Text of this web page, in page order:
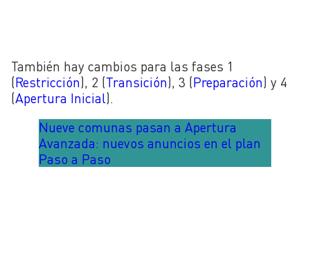
También hay cambios para las fases 1
(Restricción), 2 (Transición), 3 (Preparación) y 4
(Apertura Inicial).
Nueve comunas pasan a Apertura
Avanzada: nuevos anuncios en el plan
Paso a Paso